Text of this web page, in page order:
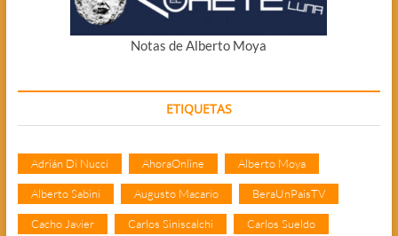
Notas de Alberto Moya
ETIQUETAS
Adrián Di Nucci AhoraOnline Alberto Moya
Alberto Sabini Augusto Macario BeraUnPaisTV
Cacho Javier Carlos Siniscalchi Carlos Sueldo